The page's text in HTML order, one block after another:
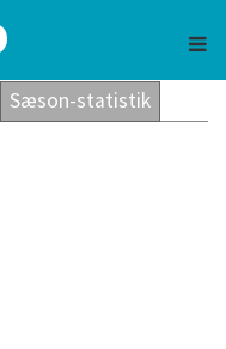
Sæson-statistik